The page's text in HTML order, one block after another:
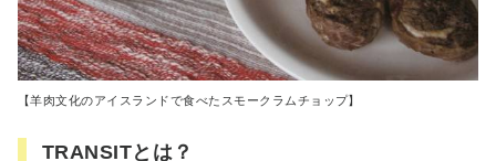
【羊肉文化のアイスランドで食べたスモークラムチョップ】
TRANSITとは？